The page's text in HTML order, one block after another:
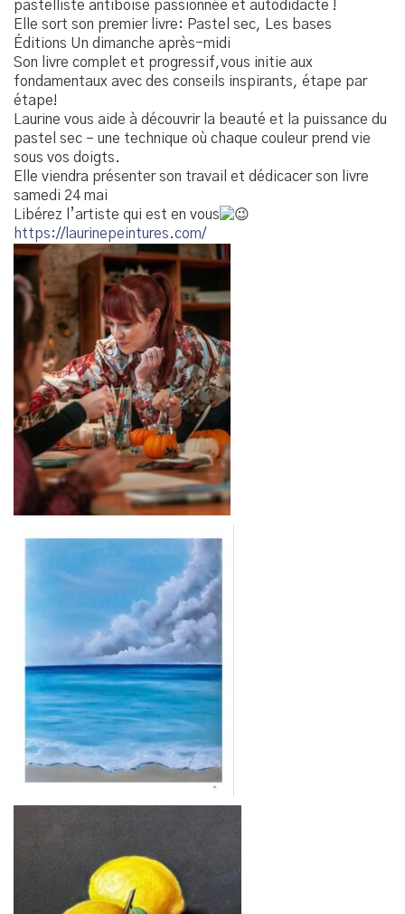
pastelliste antiboise passionnée et autodidacte !
Elle sort son premier livre: Pastel sec, Les bases
Éditions Un dimanche après-midi
Son livre complet et progressif,vous initie aux
fondamentaux avec des conseils inspirants, étape par
étape!
Laurine vous aide à découvrir la beauté et la puissance du
pastel sec – une technique où chaque couleur prend vie
sous vos doigts.
Elle viendra présenter son travail et dédicacer son livre
samedi 24 mai
Libérez l’artiste qui est en vous
https://laurinepeintures.com/